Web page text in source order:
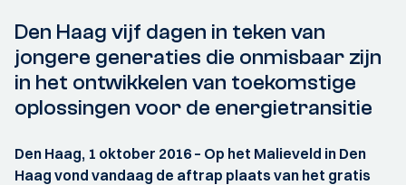
Den Haag vijf dagen in teken van
jongere generaties die onmisbaar zijn
in het ontwikkelen van toekomstige
oplossingen voor de energietransitie
Den Haag, 1 oktober 2016 – Op het Malieveld in Den
Haag vond vandaag de aftrap plaats van het gratis